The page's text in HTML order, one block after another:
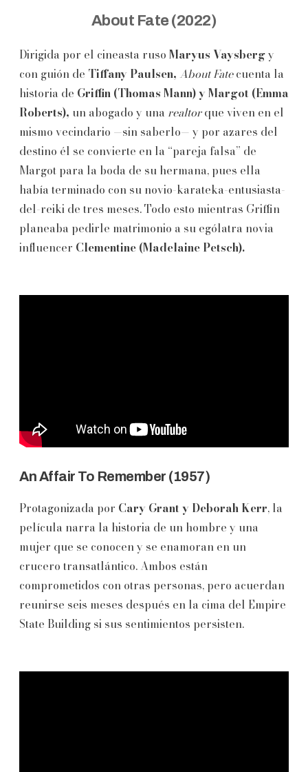
About Fate (2022)
Dirigida por el cineasta ruso Maryus Vaysbergy
con guión de Tiffany Paulsen, About Fatecuenta la
historia de Griffin (Thomas Mann) y Margot (Emma
Roberts), un abogado y una realtorque viven en el
mismo vecindario —sin saberlo— y por azares del
destino él se convierte en la “pareja falsa” de
Margot para la boda de su hermana, pues ella
había terminado con su novio-karateka-entusiasta-
del-reiki de tres meses. Todo esto mientras Griffin
planeaba pedirle matrimonio a su ególatra novia
influencer Clementine (Madelaine Petsch).
An Affair To Remember (1957)
Protagonizada por Cary Grant y Deborah Kerr, la
película narra la historia de un hombre y una
mujer que se conocen y se enamoran en un
crucero transatlántico. Ambos están
comprometidos con otras personas, pero acuerdan
reunirse seis meses después en la cima del Empire
State Building si sus sentimientos persisten.